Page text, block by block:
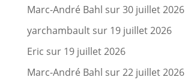
Marc-André Bahl sur30 juillet 2026
yarchambaultsur 19 juillet 2026
Eric sur 19 juillet 2026
Marc-André Bahl sur22 juillet 2026